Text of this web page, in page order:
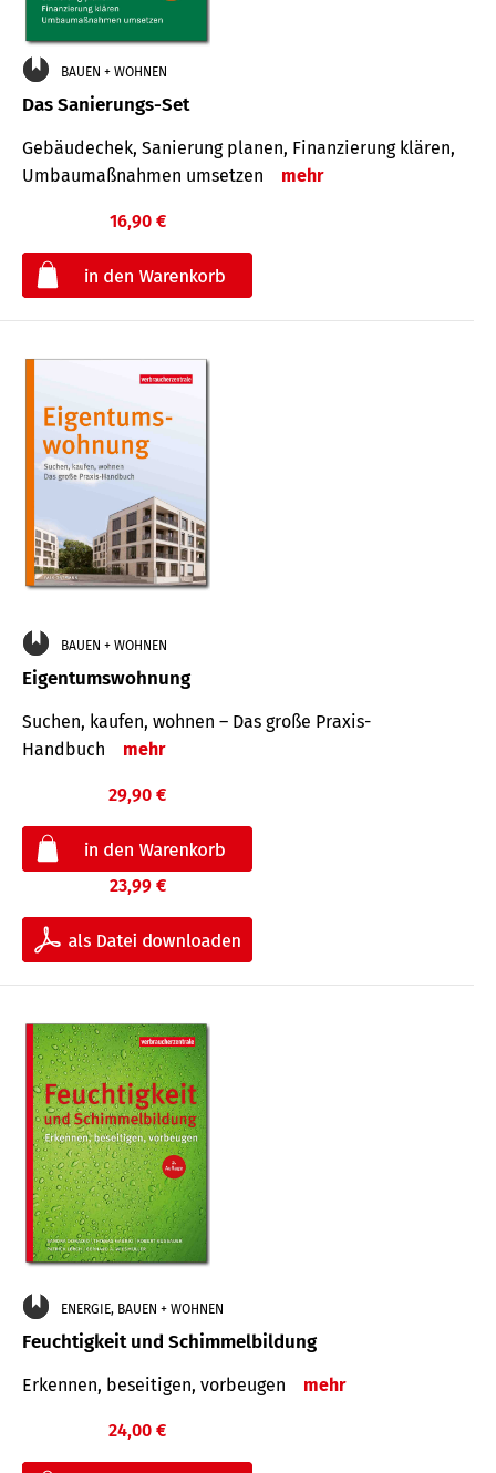
BAUEN + WOHNEN
Das Sanierungs-Set
Gebäudechek, Sanierung planen, Finanzierung klären,
Umbaumaßnahmen umsetzen
mehr
16,90 €
BAUEN + WOHNEN
Eigentumswohnung
Suchen, kaufen, wohnen – Das große Praxis-
Handbuch
mehr
29,90 €
23,99 €
ENERGIE, BAUEN + WOHNEN
Feuchtigkeit und Schimmelbildung
Erkennen, beseitigen, vorbeugen mehr
24,00 €